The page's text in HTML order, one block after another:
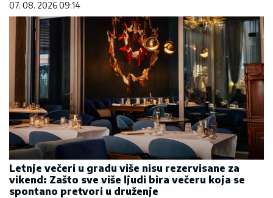
07. 08. 2026 09:14
Letnje večeri u gradu više nisu rezervisane za
vikend: Zašto sve više ljudi bira večeru koja se
spontano pretvori u druženje